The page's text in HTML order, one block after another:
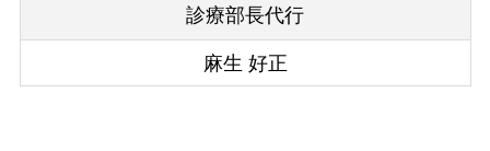
診療部長代行
麻生 好正